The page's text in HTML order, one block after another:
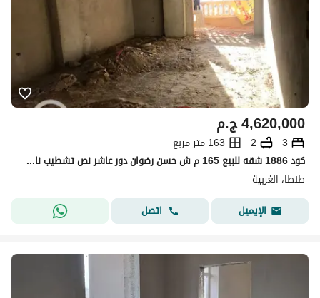
ج.م4,620,000
3
2
163 متر مربع
كود 1886 شقه للبيع 165 م ش حسن رضوان دور عاشر نص تشطيب ناصيه كل الغرف على شوارع 3 غرف 3 رسيبشن 2 حمام مطبخ
طنطا، الغربية
الإيميل
اتصل